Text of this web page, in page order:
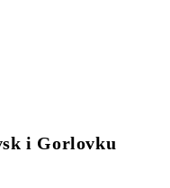
i Gorlovku